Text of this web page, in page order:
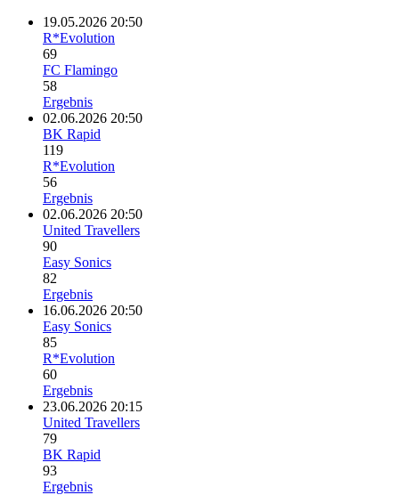
19.05.2026 20:50
R*Evolution
69
FC Flamingo
58
Ergebnis
02.06.2026 20:50
BK Rapid
119
R*Evolution
56
Ergebnis
02.06.2026 20:50
United Travellers
90
Easy Sonics
82
Ergebnis
16.06.2026 20:50
Easy Sonics
85
R*Evolution
60
Ergebnis
23.06.2026 20:15
United Travellers
79
BK Rapid
93
Ergebnis